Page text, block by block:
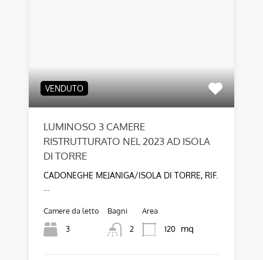
VENDUTO
LUMINOSO 3 CAMERE
RISTRUTTURATO NEL 2023 AD ISOLA
DI TORRE
CADONEGHE MEJANIGA/ISOLA DI TORRE, RIF.
Camere da letto
3
Bagni
2
Area
120
mq